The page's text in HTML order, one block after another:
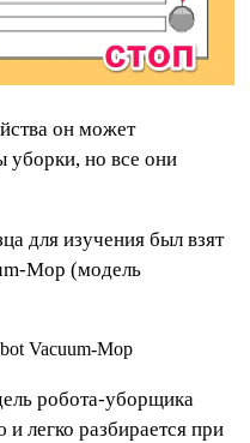
он может
уборки, но все они
для изучения был взят
Mop (модель
робота-уборщика
легко разбирается при